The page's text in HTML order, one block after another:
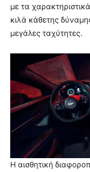
με τα
κιλά κάθετης
μεγάλες ταχύτητες.
Η αισθητική